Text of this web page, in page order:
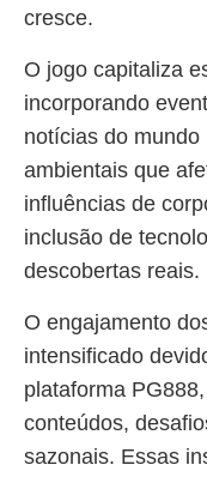
cresce.
O jogo capitaliza
incorporando
notícias do
ambientais que
influências de
inclusão de
descobertas reais.
O engajamento
intensificado
plataforma
conteúdos,
sazonais. Essas